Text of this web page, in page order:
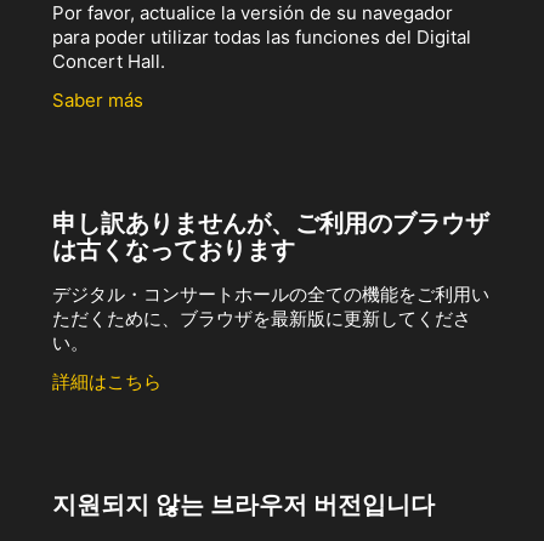
Por favor, actualice la versión de su navegador
para poder utilizar todas las funciones del Digital
Concert Hall.
Saber más
申し訳ありませんが、ご利用のブラウザ
は古くなっております
デジタル・コンサートホールの全ての機能をご利用い
ただくために、ブラウザを最新版に更新してくださ
い。
詳細はこちら
지원되지 않는 브라우저 버전입니다